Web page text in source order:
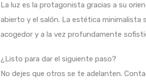
La luz es la protagonista gracias a su
abierto y el salón. La estética minimalista
acogedor y a la vez profundamente
¿Listo para dar el siguiente paso?
No dejes que otros se te adelanten.